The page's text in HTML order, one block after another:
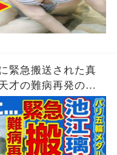
緊急搬送された真
才の難病再発の可
でのある出来事に一
の彼氏の正体と